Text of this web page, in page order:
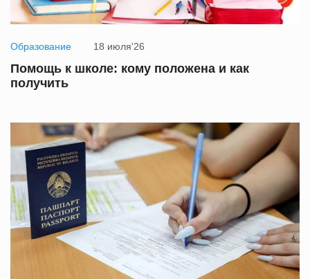
Образование 18 июля'26
Помощь к школе: кому положена и как
получить